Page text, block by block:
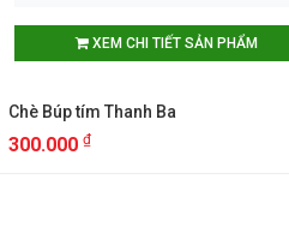
XEM CHI TIẾT SẢN PHẨM
Chè Búp tím Thanh Ba
300.000 ₫